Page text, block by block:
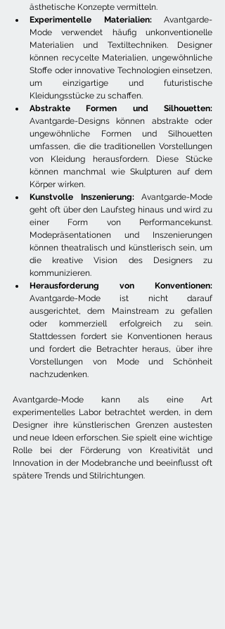
ästhetische Konzepte vermitteln.
Experimentelle Materialien: Avantgarde-
Mode verwendet häufig unkonventionelle
Materialien und Textiltechniken. Designer
können recycelte Materialien, ungewöhnliche
Stoffe oder innovative Technologien einsetzen,
um einzigartige und futuristische
Kleidungsstücke zu schaffen.
Abstrakte Formen und Silhouetten:
Avantgarde-Designs können abstrakte oder
ungewöhnliche Formen und Silhouetten
umfassen, die die traditionellen Vorstellungen
von Kleidung herausfordern. Diese Stücke
können manchmal wie Skulpturen auf dem
Körper wirken.
Kunstvolle Inszenierung: Avantgarde-Mode
geht oft über den Laufsteg hinaus und wird zu
einer Form von Performancekunst.
Modepräsentationen und Inszenierungen
können theatralisch und künstlerisch sein, um
die kreative Vision des Designers zu
kommunizieren.
Herausforderung von Konventionen:
Avantgarde-Mode ist nicht darauf
ausgerichtet, dem Mainstream zu gefallen
oder kommerziell erfolgreich zu sein.
Stattdessen fordert sie Konventionen heraus
und fordert die Betrachter heraus, über ihre
Vorstellungen von Mode und Schönheit
nachzudenken.
Avantgarde-Mode kann als eine Art
experimentelles Labor betrachtet werden, in dem
Designer ihre künstlerischen Grenzen austesten
und neue Ideen erforschen. Sie spielt eine wichtige
Rolle bei der Förderung von Kreativität und
Innovation in der Modebranche und beeinflusst oft
spätere Trends und Stilrichtungen.